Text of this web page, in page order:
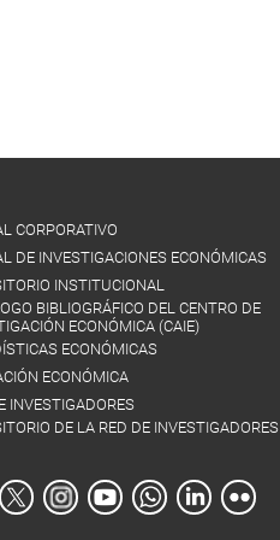
CORPORATIVO
DE INVESTIGACIONES ECONÓMICAS
INSTITUCIONAL
BIBLIOGRÁFICO DEL CENTRO DE
ECONÓMICA (CAIE)
ECONÓMICAS
ECONÓMICA
INVESTIGADORES
DE LA RED DE INVESTIGADORES